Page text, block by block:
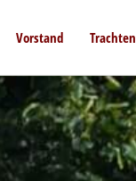
Vorstand Trachten